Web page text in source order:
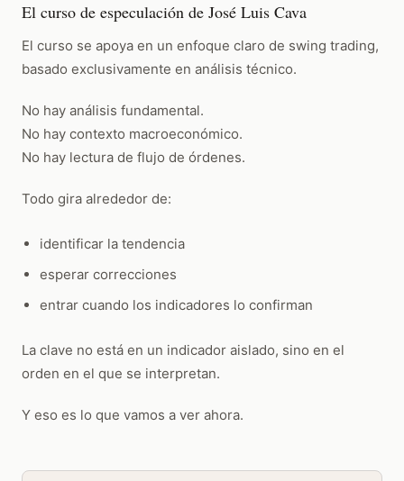
El curso de especulación de José Luis Cava
El curso se apoya en un enfoque claro de swing trading,
basado exclusivamente en análisis técnico.
No hay análisis fundamental.
No hay contexto macroeconómico.
No hay lectura de flujo de órdenes.
Todo gira alrededor de:
identificar la tendencia
esperar correcciones
entrar cuando los indicadores lo confirman
La clave no está en un indicador aislado, sino en el
orden en el que se interpretan.
Y eso es lo que vamos a ver ahora.